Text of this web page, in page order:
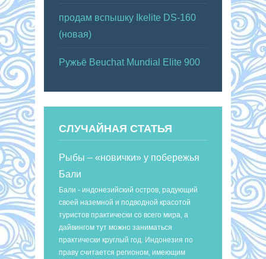
продам вспышку Ikelite DS-160
(новая)
Ружьё Beuchat Mundial Elite 900
СЛУЧАЙНАЯ СТАТЬЯ
Рыбы – «новички» у побережья
Бали
Бали - индонезийский остров, радующий
своей наземной и подводной красотой
туристов практически со всего мира, а
дайвингом тут можно заниматься
практически круглый год. Индонезия по
праву считается регионом, имеющим